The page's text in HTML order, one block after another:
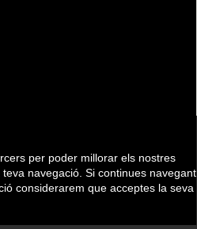
per poder millorar els nostres
navegació. Si continues navegant
considerarem que acceptes la seva